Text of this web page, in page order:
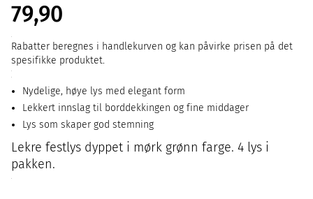
79,90
Rabatter beregnes i handlekurven og kan påvirke prisen på det
spesifikke produktet.
Nydelige, høye lys med elegant form
Lekkert innslag til borddekkingen og fine middager
Lys som skaper god stemning
Lekre festlys dyppet i mørk grønn farge. 4 lys i
pakken.